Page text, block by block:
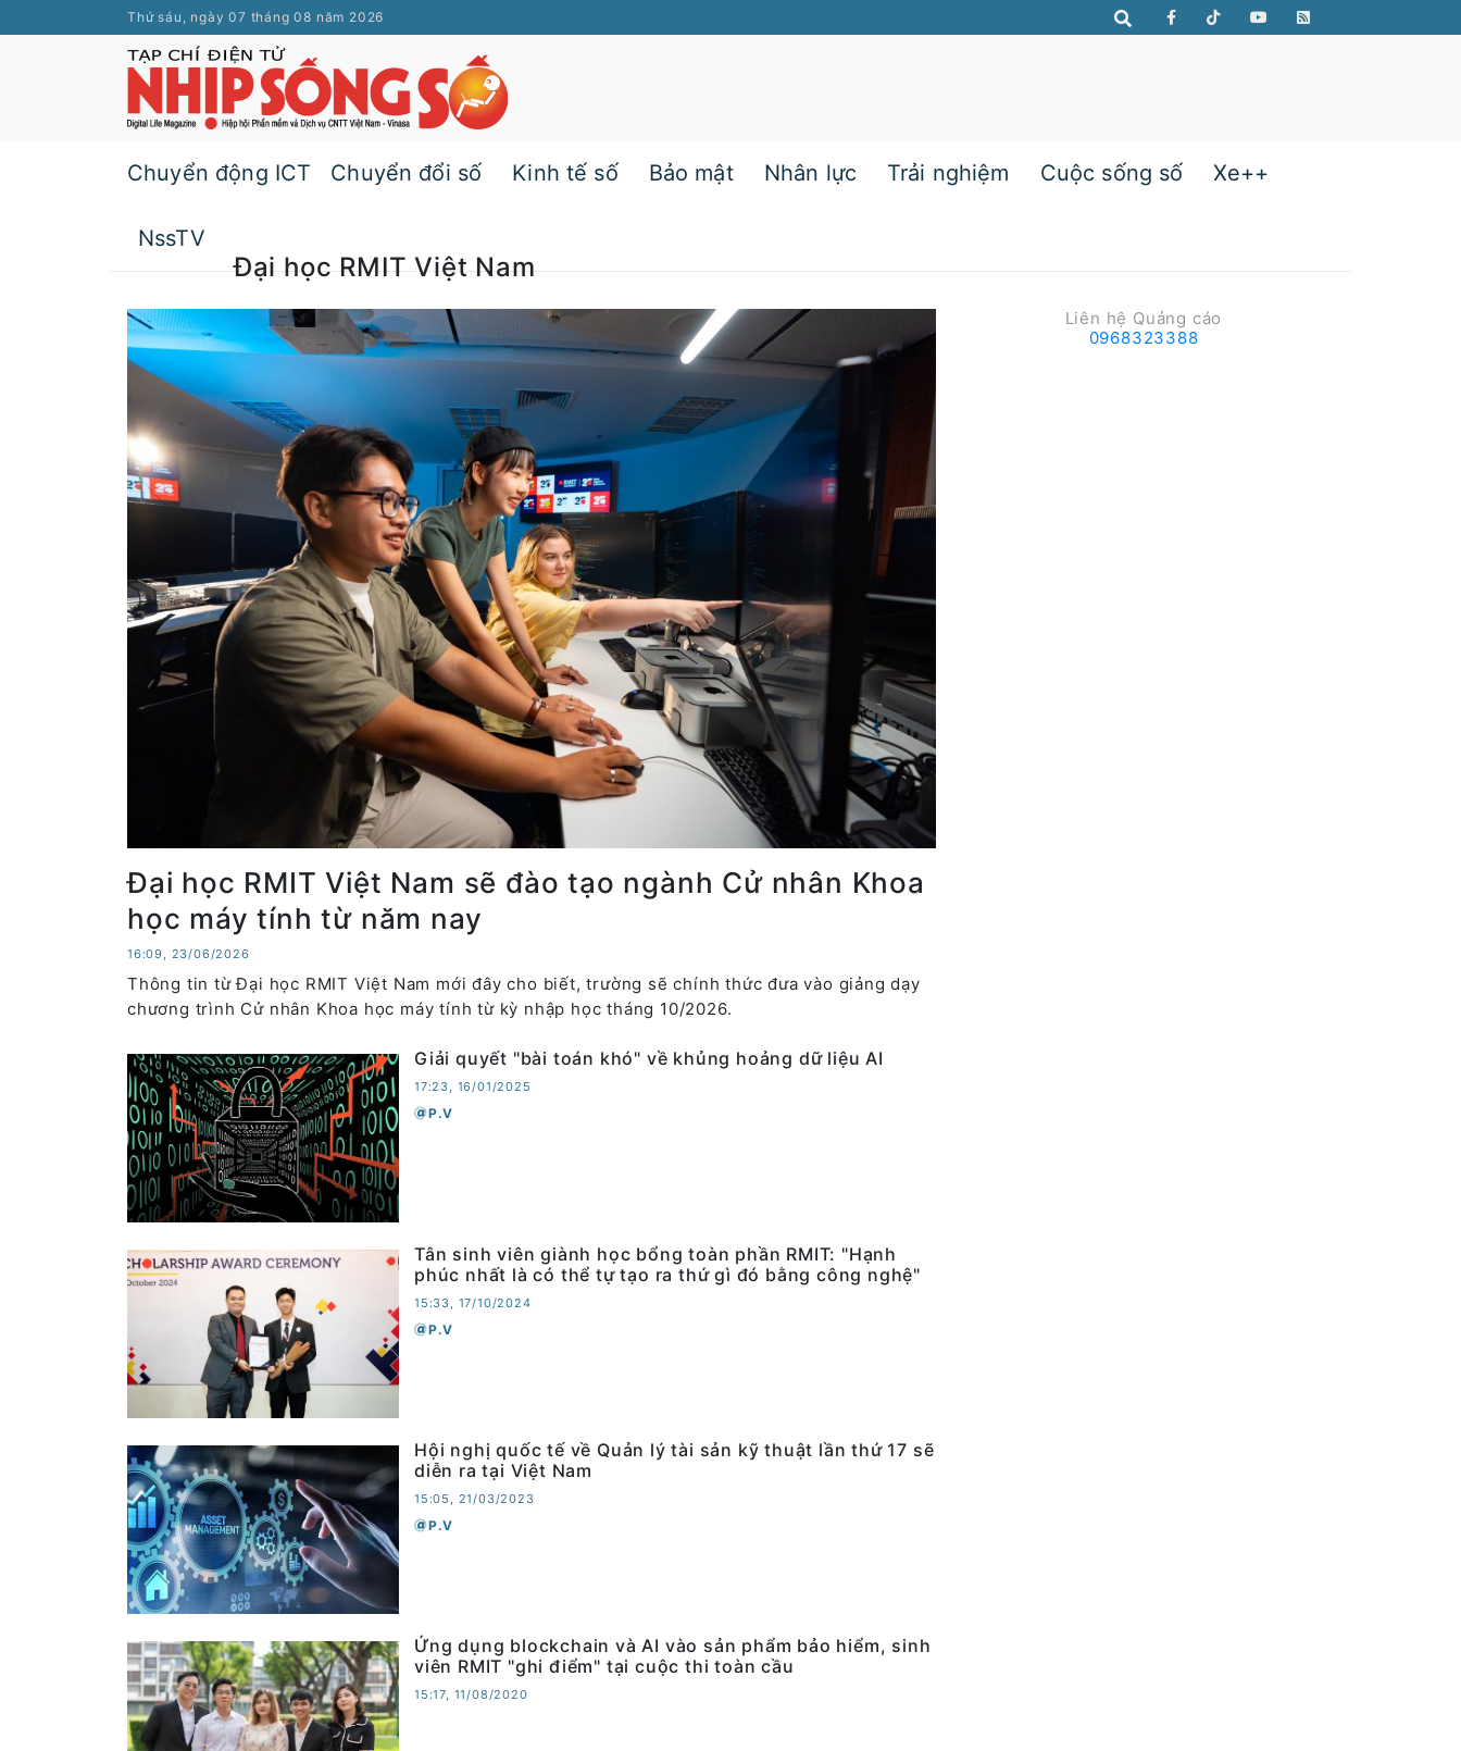
Thứ sáu, ngày 07 tháng 08 năm 2026
Chuyển động ICT Chuyển đổi số Kinh tế số Bảo mật Nhân lực Trải nghiệm Cuộc sống số Xe++
NssTV
Đại học RMIT Việt Nam
Đại học RMIT Việt Nam sẽ đào tạo ngành Cử nhân Khoa
học máy tính từ năm nay
16:09, 23/06/2026
Thông tin từ Đại học RMIT Việt Nam mới đây cho biết, trường sẽ chính thức đưa vào giảng dạy
chương trình Cử nhân Khoa học máy tính từ kỳ nhập học tháng 10/2026.
Giải quyết "bài toán khó" về khủng hoảng dữ liệu AI
17:23, 16/01/2025
P.V
Tân sinh viên giành học bổng toàn phần RMIT: "Hạnh
phúc nhất là có thể tự tạo ra thứ gì đó bằng công nghệ"
15:33, 17/10/2024
P.V
Hội nghị quốc tế về Quản lý tài sản kỹ thuật lần thứ 17 sẽ
diễn ra tại Việt Nam
15:05, 21/03/2023
P.V
Ứng dụng blockchain và AI vào sản phẩm bảo hiểm, sinh
viên RMIT "ghi điểm" tại cuộc thi toàn cầu
15:17, 11/08/2020
Liên hệ Quảng cáo
0968323388